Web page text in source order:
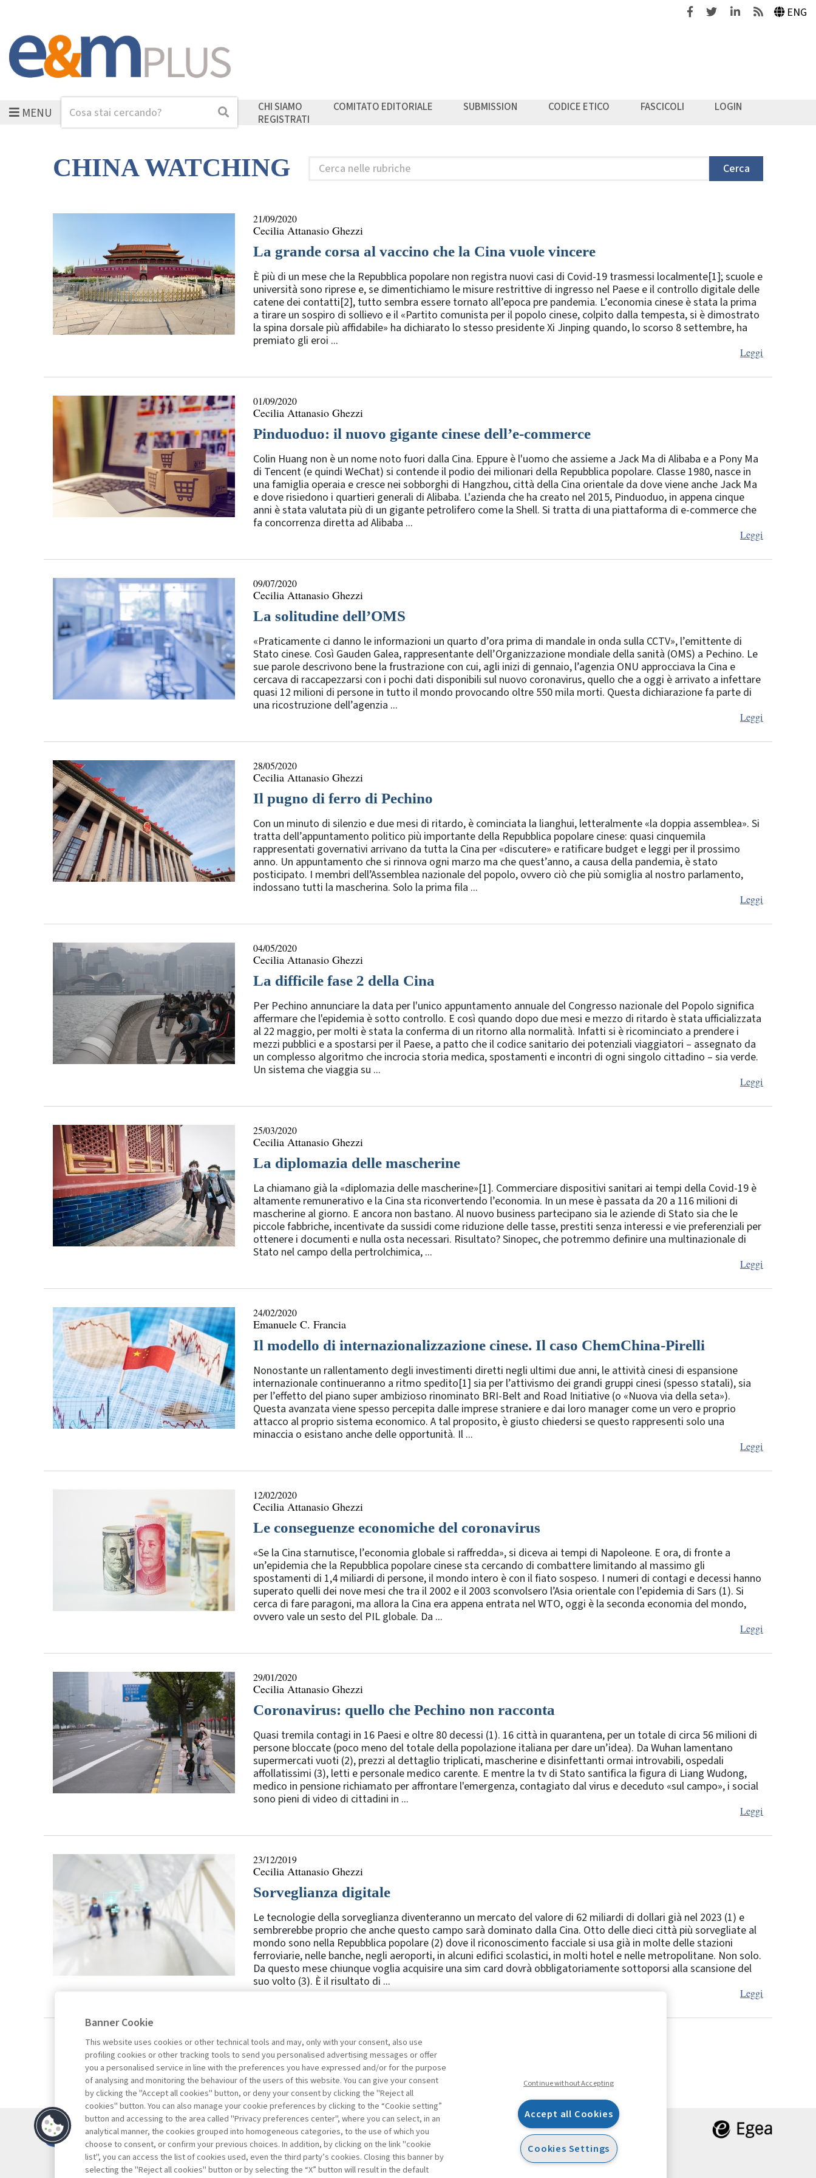
FacebookTwitterLinkedinFeeds ENG
MENUCerca Cerca CHI SIAMO COMITATO EDITORIALE SUBMISSION CODICE ETICO FASCICOLI
LOGIN
REGISTRATI
CHINA WATCHING
Cerca
Cerca
21/09/2020
Cecilia Attanasio Ghezzi
La grande corsa al vaccino che la Cina vuole vincere
È più di un mese che la Repubblica popolare non registra nuovi casi di Covid-19 trasmessi localmente[1]; scuole e
università sono riprese e, se dimentichiamo le misure restrittive di ingresso nel Paese e il controllo digitale delle
catene dei contatti[2], tutto sembra essere tornato all’epoca pre pandemia. L’economia cinese è stata la prima
a tirare un sospiro di sollievo e il «Partito comunista per il popolo cinese, colpito dalla tempesta, si è dimostrato
la spina dorsale più affidabile» ha dichiarato lo stesso presidente Xi Jinping quando, lo scorso 8 settembre, ha
premiato gli eroi ...
Leggi
01/09/2020
Cecilia Attanasio Ghezzi
Pinduoduo: il nuovo gigante cinese dell’e-commerce
Colin Huang non è un nome noto fuori dalla Cina. Eppure è l'uomo che assieme a Jack Ma di Alibaba e a Pony Ma
di Tencent (e quindi WeChat) si contende il podio dei milionari della Repubblica popolare. Classe 1980, nasce in
una famiglia operaia e cresce nei sobborghi di Hangzhou, città della Cina orientale da dove viene anche Jack Ma
e dove risiedono i quartieri generali di Alibaba. L'azienda che ha creato nel 2015, Pinduoduo, in appena cinque
anni è stata valutata più di un gigante petrolifero come la Shell. Si tratta di una piattaforma di e-commerce che
fa concorrenza diretta ad Alibaba ...
Leggi
09/07/2020
Cecilia Attanasio Ghezzi
La solitudine dell’OMS
«Praticamente ci danno le informazioni un quarto d’ora prima di mandale in onda sulla CCTV», l’emittente di
Stato cinese. Così Gauden Galea, rappresentante dell’Organizzazione mondiale della sanità (OMS) a Pechino. Le
sue parole descrivono bene la frustrazione con cui, agli inizi di gennaio, l’agenzia ONU approcciava la Cina e
cercava di raccapezzarsi con i pochi dati disponibili sul nuovo coronavirus, quello che a oggi è arrivato a infettare
quasi 12 milioni di persone in tutto il mondo provocando oltre 550 mila morti. Questa dichiarazione fa parte di
una ricostruzione dell’agenzia ...
Leggi
28/05/2020
Cecilia Attanasio Ghezzi
Il pugno di ferro di Pechino
Con un minuto di silenzio e due mesi di ritardo, è cominciata la lianghui, letteralmente «la doppia assemblea». Si
tratta dell’appuntamento politico più importante della Repubblica popolare cinese: quasi cinquemila
rappresentati governativi arrivano da tutta la Cina per «discutere» e ratificare budget e leggi per il prossimo
anno. Un appuntamento che si rinnova ogni marzo ma che quest’anno, a causa della pandemia, è stato
posticipato. I membri dell’Assemblea nazionale del popolo, ovvero ciò che più somiglia al nostro parlamento,
indossano tutti la mascherina. Solo la prima fila ...
Leggi
04/05/2020
Cecilia Attanasio Ghezzi
La difficile fase 2 della Cina
Per Pechino annunciare la data per l'unico appuntamento annuale del Congresso nazionale del Popolo significa
affermare che l'epidemia è sotto controllo. E così quando dopo due mesi e mezzo di ritardo è stata ufficializzata
al 22 maggio, per molti è stata la conferma di un ritorno alla normalità. Infatti si è ricominciato a prendere i
mezzi pubblici e a spostarsi per il Paese, a patto che il codice sanitario dei potenziali viaggiatori – assegnato da
un complesso algoritmo che incrocia storia medica, spostamenti e incontri di ogni singolo cittadino – sia verde.
Un sistema che viaggia su ...
Leggi
25/03/2020
Cecilia Attanasio Ghezzi
La diplomazia delle mascherine
La chiamano già la «diplomazia delle mascherine»[1]. Commerciare dispositivi sanitari ai tempi della Covid-19 è
altamente remunerativo e la Cina sta riconvertendo l’economia. In un mese è passata da 20 a 116 milioni di
mascherine al giorno. E ancora non bastano. Al nuovo business partecipano sia le aziende di Stato sia che le
piccole fabbriche, incentivate da sussidi come riduzione delle tasse, prestiti senza interessi e vie preferenziali per
ottenere i documenti e nulla osta necessari. Risultato? Sinopec, che potremmo definire una multinazionale di
Stato nel campo della pertrolchimica, ...
Leggi
24/02/2020
Emanuele C. Francia
Il modello di internazionalizzazione cinese. Il caso ChemChina-Pirelli
Nonostante un rallentamento degli investimenti diretti negli ultimi due anni, le attività cinesi di espansione
internazionale continueranno a ritmo spedito[1] sia per l’attivismo dei grandi gruppi cinesi (spesso statali), sia
per l’effetto del piano super ambizioso rinominato BRI-Belt and Road Initiative (o «Nuova via della seta»).
Questa avanzata viene spesso percepita dalle imprese straniere e dai loro manager come un vero e proprio
attacco al proprio sistema economico. A tal proposito, è giusto chiedersi se questo rappresenti solo una
minaccia o esistano anche delle opportunità. Il ...
Leggi
12/02/2020
Cecilia Attanasio Ghezzi
Le conseguenze economiche del coronavirus
«Se la Cina starnutisce, l’economia globale si raffredda», si diceva ai tempi di Napoleone. E ora, di fronte a
un’epidemia che la Repubblica popolare cinese sta cercando di combattere limitando al massimo gli
spostamenti di 1,4 miliardi di persone, il mondo intero è con il fiato sospeso. I numeri di contagi e decessi hanno
superato quelli dei nove mesi che tra il 2002 e il 2003 sconvolsero l’Asia orientale con l’epidemia di Sars (1). Si
cerca di fare paragoni, ma allora la Cina era appena entrata nel WTO, oggi è la seconda economia del mondo,
ovvero vale un sesto del PIL globale. Da ...
Leggi
29/01/2020
Cecilia Attanasio Ghezzi
Coronavirus: quello che Pechino non racconta
Quasi tremila contagi in 16 Paesi e oltre 80 decessi (1). 16 città in quarantena, per un totale di circa 56 milioni di
persone bloccate (poco meno del totale della popolazione italiana per dare un’idea). Da Wuhan lamentano
supermercati vuoti (2), prezzi al dettaglio triplicati, mascherine e disinfettanti ormai introvabili, ospedali
affollatissimi (3), letti e personale medico carente. E mentre la tv di Stato santifica la figura di Liang Wudong,
medico in pensione richiamato per affrontare l'emergenza, contagiato dal virus e deceduto «sul campo», i social
sono pieni di video di cittadini in ...
Leggi
23/12/2019
Cecilia Attanasio Ghezzi
Sorveglianza digitale
Le tecnologie della sorveglianza diventeranno un mercato del valore di 62 miliardi di dollari già nel 2023 (1) e
sembrerebbe proprio che anche questo campo sarà dominato dalla Cina. Otto delle dieci città più sorvegliate al
mondo sono nella Repubblica popolare (2) dove il riconoscimento facciale si usa già in molte delle stazioni
ferroviarie, nelle banche, negli aeroporti, in alcuni edifici scolastici, in molti hotel e nelle metropolitane. Non solo.
Da questo mese chiunque voglia acquisire una sim card dovrà obbligatoriamente sottoporsi alla scansione del
suo volto (3). È il risultato di ...
Leggi
Precedente
Contatti
Abbonamenti
Archivio rubriche
Privacy
FacebookTwitterLinkedin
Banner Cookie
This website uses cookies or other technical tools and may, only with your consent, also use
profiling cookies or other tracking tools to send you personalised advertising messages or offer
you a personalised service in line with the preferences you have expressed and/or for the purpose
of analysing and monitoring the behaviour of the users of this website. You can give your consent
by clicking the "Accept all cookies" button, or deny your consent by clicking the "Reject all
cookies" button. You can also manage your cookie preferences by clicking to the “Cookie setting”
button and accessing to the area called "Privacy preferences center", where you can select, in an
analytical manner, the cookies grouped into homogeneous categories, to the use of which you
choose to consent, or confirm your previous choices. In addition, by clicking on the link "cookie
list", you can access the list of cookies used, even the third party’s cookies. Closing this banner by
selecting the "Reject all cookies" button or by selecting the “X” button will result in the default
Continue without Accepting
Accept all Cookies
Cookies Settings